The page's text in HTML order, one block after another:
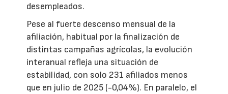
desempleados.
Pese al fuerte descenso mensual de la
afiliación, habitual por la finalización de
distintas campañas agrícolas, la evolución
interanual refleja una situación de
estabilidad, con solo 231 afiliados menos
que en julio de 2025 (-0,04%). En paralelo, el